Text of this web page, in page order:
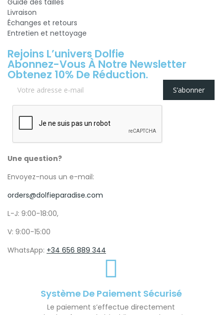
Livraison
Échanges et retours
Entretien et nettoyage
Rejoins L’univers Dolfie
Abonnez-Vous À Notre Newsletter
Obtenez 10% De Réduction.
S’abonner
Une question?
Envoyez-nous un e-mail:
orders@dolfieparadise.com
L-J: 9:00-18:00,
V: 9:00-15:00
WhatsApp: +34 656 889 344
Système De Paiement Sécurisé
Le paiement s’effectue directement